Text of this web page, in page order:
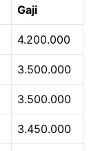
Gaji
4.200.000
3.500.000
3.500.000
3.450.000